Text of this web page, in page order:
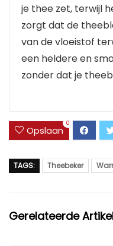
je thee zet, terwijl
zorgt dat de
van de vloeistof
een heldere en
zonder dat je
Opslaan
0
TAGS: Theebeker
Gerelateerde